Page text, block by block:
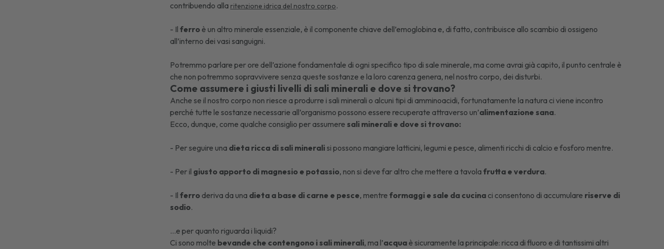
contribuendo alla ritenzione idrica del nostro corpo.
- Il ferroè un altro minerale essenziale, è il componente chiave dell’emoglobina e, di fatto, contribuisce allo scambio di ossigeno
all’interno dei vasi sanguigni.
Potremmo parlare per ore dell’azione fondamentale di ogni specifico tipo di sale minerale, ma come avrai già capito, il punto centrale è
che non potremmo sopravvivere senza queste sostanze e la loro carenza genera, nel nostro corpo, dei disturbi.
Come assumere i giusti livelli di sali minerali e dove si trovano?
Anche se il nostro corpo non riesce a produrre i sali minerali o alcuni tipi di amminoacidi, fortunatamente la natura ci viene incontro
perché tutte le sostanze necessarie all’organismo possono essere recuperate attraverso un’alimentazione sana.
Ecco, dunque, come qualche consiglio per assumere sali minerali e dove si trovano:
- Per seguire una dieta ricca di sali mineralisi possono mangiare latticini, legumi e pesce, alimenti ricchi di calcio e fosforo mentre.
- Per il giusto apporto di magnesio e potassio, non si deve far altro che mettere a tavola frutta e verdura.
- Il ferroderiva da una dieta a base di carne e pesce, mentre formaggi e sale da cucinaci consentono di accumulare riserve di
sodio.
…e per quanto riguarda i liquidi?
Ci sono molte bevande che contengono i sali minerali, ma l’acqua è sicuramente la principale: ricca di fluoro e di tantissimi altri